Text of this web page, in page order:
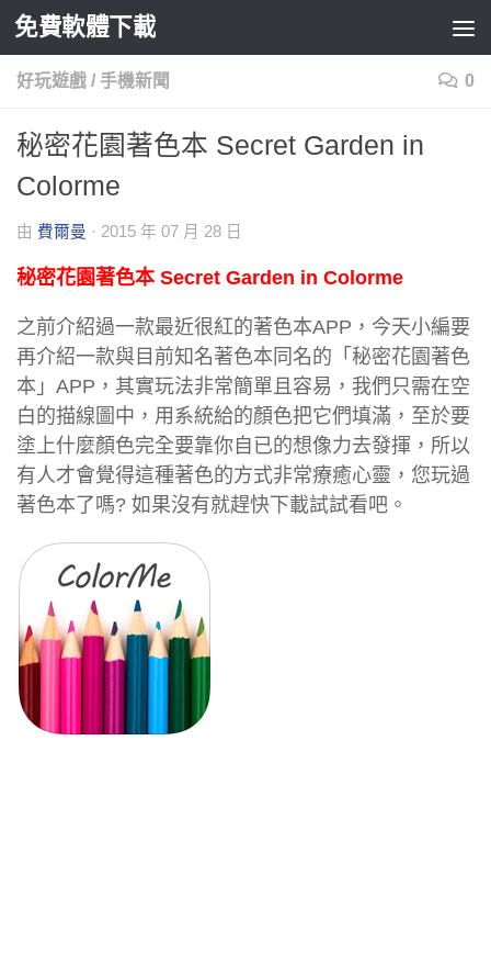
Skip to content
免費軟體下載
好玩遊戲 / 手機新聞 0
秘密花園著色本 Secret Garden in
Colorme
由 費爾曼 · 2015 年 07 月 28 日
秘密花園著色本 Secret Garden in Colorme
之前介紹過一款最近很紅的著色本APP，今天小編要
再介紹一款與目前知名著色本同名的「秘密花園著色
本」APP，其實玩法非常簡單且容易，我們只需在空
白的描線圖中，用系統給的顏色把它們填滿，至於要
塗上什麼顏色完全要靠你自已的想像力去發揮，所以
有人才會覺得這種著色的方式非常療癒心靈，您玩過
著色本了嗎? 如果沒有就趕快下載試試看吧。